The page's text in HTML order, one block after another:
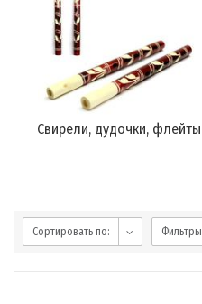
Свирели, дудочки, флейты
Сортировать по: Фильтры